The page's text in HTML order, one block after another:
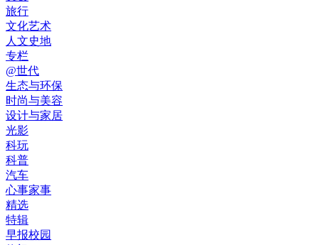
旅行
文化艺术
人文史地
专栏
@世代
生态与环保
时尚与美容
设计与家居
光影
科玩
科普
汽车
心事家事
精选
特辑
早报校园